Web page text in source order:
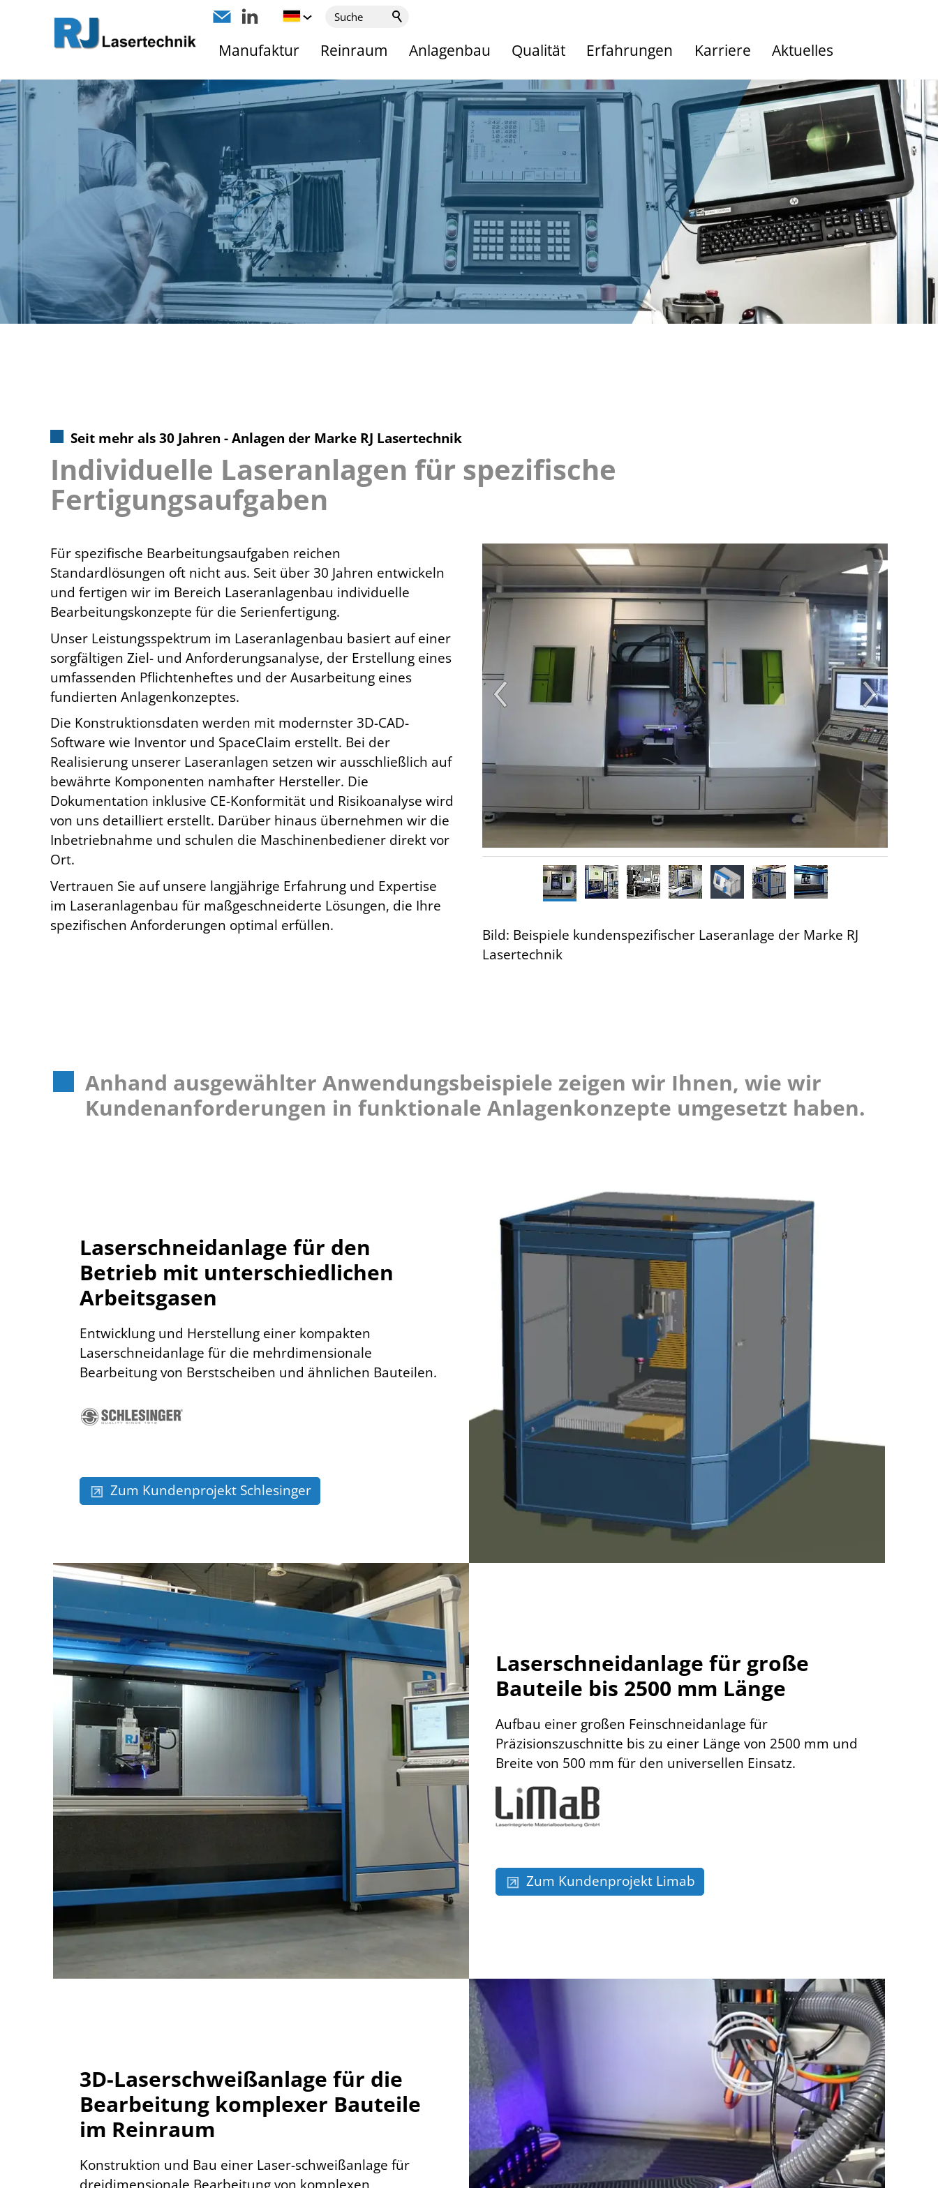
Manufaktur Reinraum Anlagenbau Qualität Erfahrungen Karriere Aktuelles
Seit mehr als 30 Jahren - Anlagen der Marke RJ Lasertechnik
Individuelle Laseranlagen für spezifische
Fertigungsaufgaben
Für spezifische Bearbeitungsaufgaben reichen
Standardlösungen oft nicht aus. Seit über 30 Jahren entwickeln
und fertigen wir im Bereich Laseranlagenbau individuelle
Bearbeitungskonzepte für die Serienfertigung.
Unser Leistungsspektrum im Laseranlagenbau basiert auf einer
sorgfältigen Ziel- und Anforderungsanalyse, der Erstellung eines
umfassenden Pflichtenheftes und der Ausarbeitung eines
fundierten Anlagenkonzeptes.
Die Konstruktionsdaten werden mit modernster 3D-CAD-
Software wie Inventor und SpaceClaim erstellt. Bei der
Realisierung unserer Laseranlagen setzen wir ausschließlich auf
bewährte Komponenten namhafter Hersteller. Die
Dokumentation inklusive CE-Konformität und Risikoanalyse wird
von uns detailliert erstellt. Darüber hinaus übernehmen wir die
Inbetriebnahme und schulen die Maschinenbediener direkt vor
Ort.
Vertrauen Sie auf unsere langjährige Erfahrung und Expertise
im Laseranlagenbau für maßgeschneiderte Lösungen, die Ihre
spezifischen Anforderungen optimal erfüllen.
Bild: Beispiele kundenspezifischer Laseranlage der Marke RJ
Lasertechnik
Anhand ausgewählter Anwendungsbeispiele zeigen wir Ihnen, wie wir
Kundenanforderungen in funktionale Anlagenkonzepte umgesetzt haben.
Laserschneidanlage für den
Betrieb mit unterschiedlichen
Arbeitsgasen
Entwicklung und Herstellung einer kompakten
Laserschneidanlage für die mehrdimensionale
Bearbeitung von Berstscheiben und ähnlichen Bauteilen.
Zum Kundenprojekt Schlesinger
Laserschneidanlage für große
Bauteile bis 2500 mm Länge
Aufbau einer großen Feinschneidanlage für
Präzisionszuschnitte bis zu einer Länge von 2500 mm und
Breite von 500 mm für den universellen Einsatz.
Zum Kundenprojekt Limab
3D-Laserschweißanlage für die
Bearbeitung komplexer Bauteile
im Reinraum
Konstruktion und Bau einer Laser-schweißanlage für
dreidimensionale Bearbeitung von komplexen